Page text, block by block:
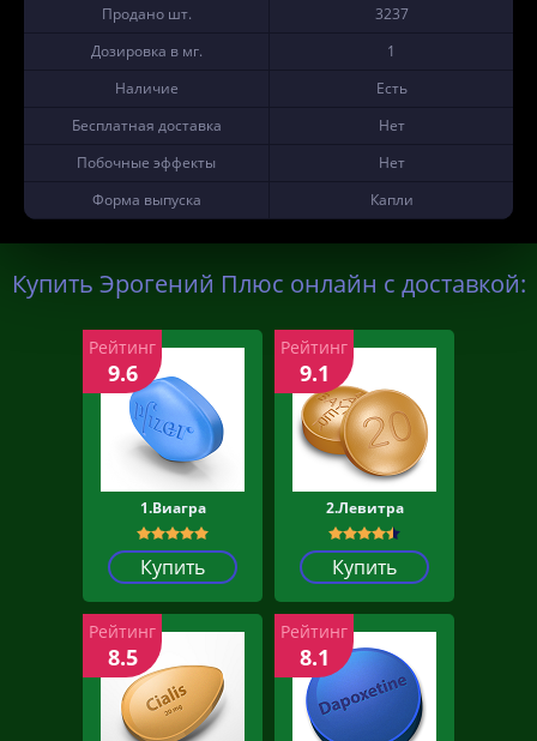
Продано шт.
3237
Дозировка в мг.
1
Наличие
Есть
Бесплатная доставка
Нет
Побочные эффекты
Нет
Форма выпуска
Капли
Купить Эрогений Плюс онлайн с доставкой:
1.Виагра
Купить
Рейтинг
9.6
2.Левитра
Купить
Рейтинг
9.1
Рейтинг
8.5
Рейтинг
8.1